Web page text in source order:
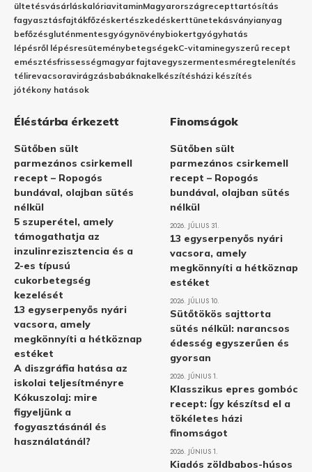
ültetésvásárláskalóriavitaminMagyarországrecepttartósítás
fagyasztásfajtákfőzéskertészkedéskerttünetekásványianyag
befőzésgluténmentesgyógynövénybiokertgyógyhatás
lépésről lépésresüteménybetegségekC-vitaminegyszerű recept
emésztésfrissességmagyar fajtavegyszermentesméregtelenítés
télirevacsoravirágzásbabáknakelkészítésházi készítés
jótékony hatások
Éléstárba érkezett
Sütőben sült
parmezános csirkemell
recept – Ropogós
bundával, olajban sütés
nélkül
5 szuperétel, amely
támogathatja az
inzulinrezisztencia és a
2-es típusú
cukorbetegség
kezelését
13 egyserpenyős nyári
vacsora, amely
megkönnyíti a hétköznap
estéket
A diszgráfia hatása az
iskolai teljesítményre
Kókuszolaj: mire
figyeljünk a
fogyasztásánál és
használatánál?
Finomságok
Sütőben sült
parmezános csirkemell
recept – Ropogós
bundával, olajban sütés
nélkül
2026. JÚLIUS 31.
13 egyserpenyős nyári
vacsora, amely
megkönnyíti a hétköznap
estéket
2026. JÚLIUS 10.
Sütőtökös sajttorta
sütés nélkül: narancsos
édesség egyszerűen és
gyorsan
2026. JÚNIUS 1.
Klasszikus epres gombóc
recept: Így készítsd el a
tökéletes házi
finomságot
2026. JÚNIUS 1.
Kiadós zöldbabos-húsos